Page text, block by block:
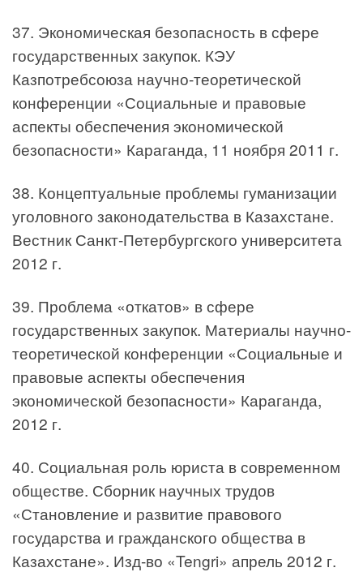
37. Экономическая безопасность в сфере
государственных закупок. КЭУ
Казпотребсоюза научно-теоретической
конференции «Социальные и правовые
аспекты обеспечения экономической
безопасности» Караганда, 11 ноября 2011 г.
38. Концептуальные проблемы гуманизации
уголовного законодательства в Казахстане.
Вестник Санкт-Петербургского университета
2012 г.
39. Проблема «откатов» в сфере
государственных закупок. Материалы научно-
теоретической конференции «Социальные и
правовые аспекты обеспечения
экономической безопасности» Караганда,
2012 г.
40. Социальная роль юриста в современном
обществе. Сборник научных трудов
«Становление и развитие правового
государства и гражданского общества в
Казахстане». Изд-во «Tengri» апрель 2012 г.